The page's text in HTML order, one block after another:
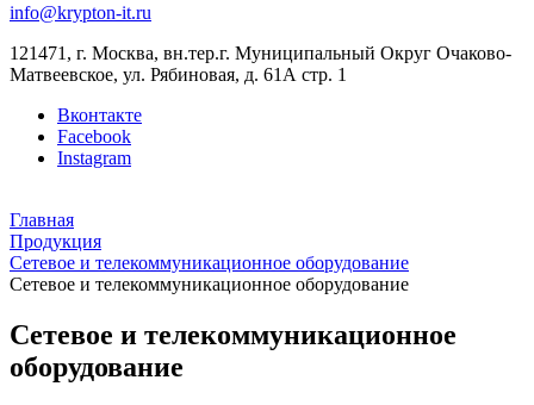
info@krypton-it.ru
121471, г. Москва, вн.тер.г. Муниципальный Округ Очаково-
Матвеевское, ул. Рябиновая, д. 61А стр. 1
Вконтакте
Facebook
Instagram
Главная
Продукция
Сетевое и телекоммуникационное оборудование
Сетевое и телекоммуникационное оборудование
Сетевое и телекоммуникационное
оборудование